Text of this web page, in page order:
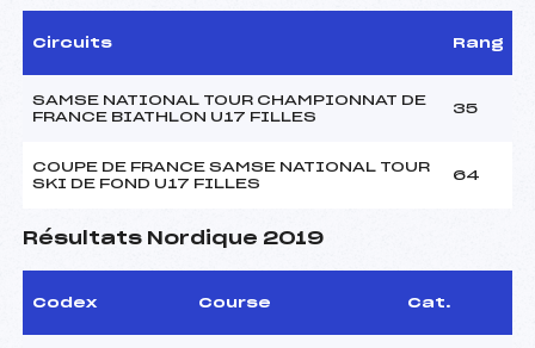
Circuits Rang
SAMSE NATIONAL TOUR CHAMPIONNAT DE
FRANCE BIATHLON U17 FILLES
35
COUPE DE FRANCE SAMSE NATIONAL TOUR
SKI DE FOND U17 FILLES
64
Résultats Nordique 2019
Codex Course Cat.